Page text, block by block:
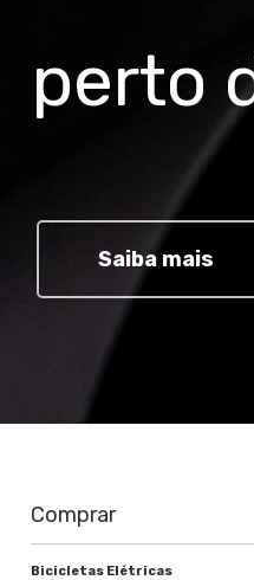
perto
Saiba mais
Comprar
Bicicletas Elétricas